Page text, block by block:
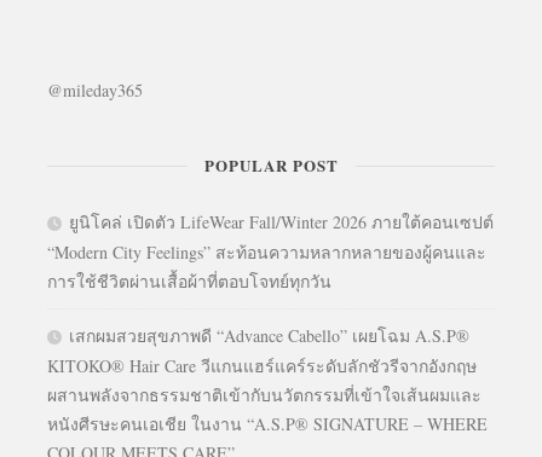
@mileday365
POPULAR POST
ยูนิโคล่ เปิดตัว LifeWear Fall/Winter 2026 ภายใต้คอนเซปต์
“Modern City Feelings” สะท้อนความหลากหลายของผู้คนและ
การใช้ชีวิตผ่านเสื้อผ้าที่ตอบโจทย์ทุกวัน
เสกผมสวยสุขภาพดี “Advance Cabello” เผยโฉม A.S.P®
KITOKO® Hair Care วีแกนแฮร์แคร์ระดับลักชัวรีจากอังกฤษ
ผสานพลังจากธรรมชาติเข้ากับนวัตกรรมที่เข้าใจเส้นผมและ
หนังศีรษะคนเอเชีย ในงาน “A.S.P® SIGNATURE – WHERE